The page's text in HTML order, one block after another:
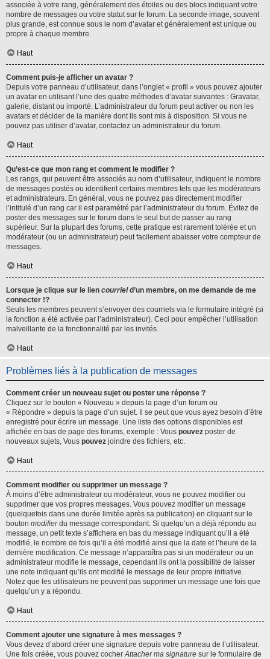
associée à votre rang, généralement des étoiles ou des blocs indiquant votre
nombre de messages ou votre statut sur le forum. La seconde image, souvent
plus grande, est connue sous le nom d’avatar et généralement est unique ou
propre à chaque membre.
Haut
Comment puis-je afficher un avatar ?
Depuis votre panneau d’utilisateur, dans l’onglet « profil » vous pouvez ajouter
un avatar en utilisant l’une des quatre méthodes d’avatar suivantes : Gravatar,
galerie, distant ou importé. L’administrateur du forum peut activer ou non les
avatars et décider de la manière dont ils sont mis à disposition. Si vous ne
pouvez pas utiliser d’avatar, contactez un administrateur du forum.
Haut
Qu’est-ce que mon rang et comment le modifier ?
Les rangs, qui peuvent être associés au nom d’utilisateur, indiquent le nombre
de messages postés ou identifient certains membres tels que les modérateurs
et administrateurs. En général, vous ne pouvez pas directement modifier
l’intitulé d’un rang car il est paramétré par l’administrateur du forum. Évitez de
poster des messages sur le forum dans le seul but de passer au rang
supérieur. Sur la plupart des forums, cette pratique est rarement tolérée et un
modérateur (ou un administrateur) peut facilement abaisser votre compteur de
messages.
Haut
Lorsque je clique sur le lien courrield’un membre, on me demande de me
connecter !?
Seuls les membres peuvent s’envoyer des courriels via le formulaire intégré (si
la fonction a été activée par l’administrateur). Ceci pour empêcher l’utilisation
malveillante de la fonctionnalité par les invités.
Haut
Problèmes liés à la publication de messages
Comment créer un nouveau sujet ou poster une réponse ?
Cliquez sur le bouton « Nouveau » depuis la page d’un forum ou
« Répondre » depuis la page d’un sujet. Il se peut que vous ayez besoin d’être
enregistré pour écrire un message. Une liste des options disponibles est
affichée en bas de page des forums, exemple : Vous pouvez poster de
nouveaux sujets, Vous pouvez joindre des fichiers, etc.
Haut
Comment modifier ou supprimer un message ?
À moins d’être administrateur ou modérateur, vous ne pouvez modifier ou
supprimer que vos propres messages. Vous pouvez modifier un message
(quelquefois dans une durée limitée après sa publication) en cliquant sur le
bouton modifierdu message correspondant. Si quelqu’un a déjà répondu au
message, un petit texte s’affichera en bas du message indiquant qu’il a été
modifié, le nombre de fois qu’il a été modifié ainsi que la date et l’heure de la
dernière modification. Ce message n’apparaîtra pas si un modérateur ou un
administrateur modifie le message, cependant ils ont la possibilité de laisser
une note indiquant qu’ils ont modifié le message de leur propre initiative.
Notez que les utilisateurs ne peuvent pas supprimer un message une fois que
quelqu’un y a répondu.
Haut
Comment ajouter une signature à mes messages ?
Vous devez d’abord créer une signature depuis votre panneau de l’utilisateur.
Une fois créée, vous pouvez cocherAttacher ma signature sur le formulaire de